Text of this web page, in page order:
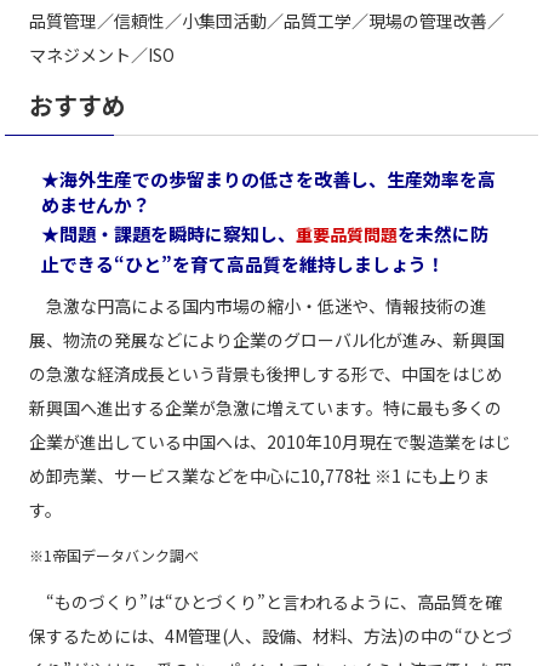
品質管理／信頼性／小集団活動／品質工学／現場の管理改善／
マネジメント／ISO
おすすめ
★海外生産での歩留まりの低さを改善し、生産効率を高
めませんか？
★問題・課題を瞬時に察知し、重要品質問題を未然に防
止できる“ひと”を育て高品質を維持しましょう！
急激な円高による国内市場の縮小・低迷や、情報技術の進
展、物流の発展などにより企業のグローバル化が進み、新興国
の急激な経済成長という背景も後押しする形で、中国をはじめ
新興国へ進出する企業が急激に増えています。特に最も多くの
企業が進出している中国へは、2010年10月現在で製造業をはじ
め卸売業、サービス業などを中心に10,778社 ※1 にも上りま
す。
※1帝国データバンク調べ
“ものづくり”は“ひとづくり”と言われるように、高品質を確
保するためには、4M管理(人、設備、材料、方法)の中の“ひとづ